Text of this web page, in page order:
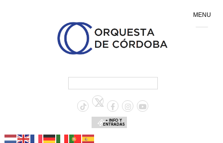
+ INFO Y
ENTRADAS
MENU